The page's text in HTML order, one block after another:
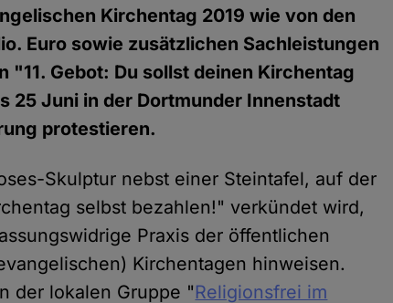
Kirchentag 2019 wie von den
Euro sowie zusätzlichen Sachleistungen
"11. Gebot: Du sollst deinen Kirchentag
25 Juni in der Dortmunder Innenstadt
protestieren.
Skulptur nebst einer Steintafel, auf der
selbst bezahlen!" verkündet wird,
Praxis der öffentlichen
Kirchentagen hinweisen.
der lokalen Gruppe "Religionsfrei im